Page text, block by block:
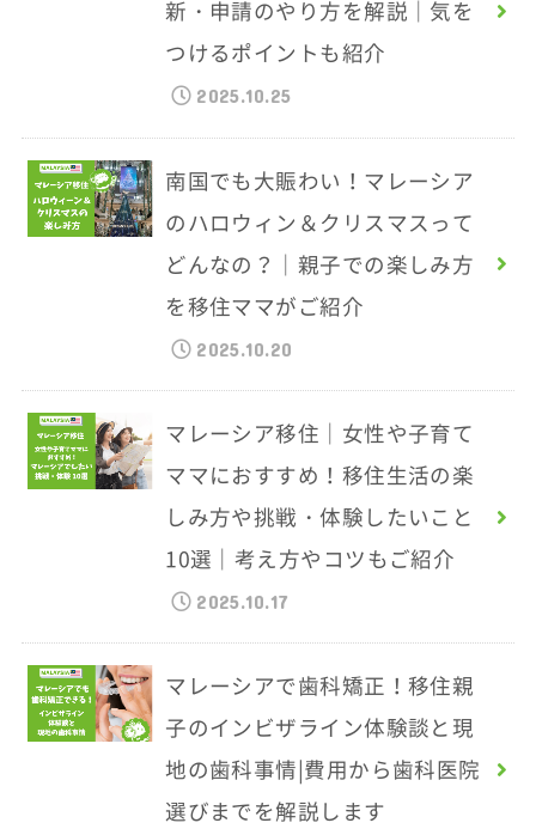
新・申請のやり方を解説｜気を
つけるポイントも紹介
2025.10.25
南国でも大賑わい！マレーシア
のハロウィン＆クリスマスって
どんなの？｜親子での楽しみ方
を移住ママがご紹介
2025.10.20
マレーシア移住｜女性や子育て
ママにおすすめ！移住生活の楽
しみ方や挑戦・体験したいこと
10選｜考え方やコツもご紹介
2025.10.17
マレーシアで歯科矯正！移住親
子のインビザライン体験談と現
地の歯科事情|費用から歯科医院
選びまでを解説します